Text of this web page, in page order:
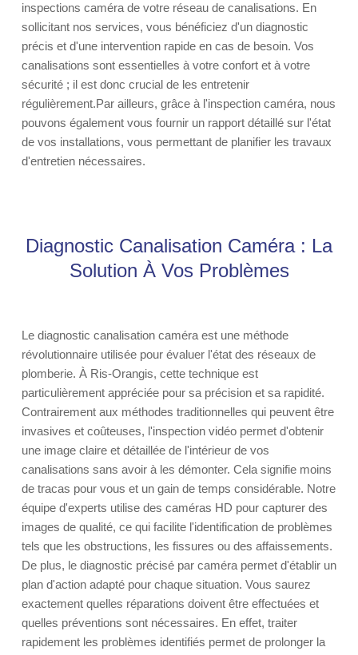
inspections caméra de votre réseau de canalisations. En
sollicitant nos services, vous bénéficiez d'un diagnostic
précis et d'une intervention rapide en cas de besoin. Vos
canalisations sont essentielles à votre confort et à votre
sécurité ; il est donc crucial de les entretenir
régulièrement.Par ailleurs, grâce à l'inspection caméra, nous
pouvons également vous fournir un rapport détaillé sur l'état
de vos installations, vous permettant de planifier les travaux
d'entretien nécessaires.
Diagnostic Canalisation Caméra : La
Solution À Vos Problèmes
Le diagnostic canalisation caméra est une méthode
révolutionnaire utilisée pour évaluer l'état des réseaux de
plomberie. À Ris-Orangis, cette technique est
particulièrement appréciée pour sa précision et sa rapidité.
Contrairement aux méthodes traditionnelles qui peuvent être
invasives et coûteuses, l'inspection vidéo permet d'obtenir
une image claire et détaillée de l'intérieur de vos
canalisations sans avoir à les démonter. Cela signifie moins
de tracas pour vous et un gain de temps considérable. Notre
équipe d'experts utilise des caméras HD pour capturer des
images de qualité, ce qui facilite l'identification de problèmes
tels que les obstructions, les fissures ou des affaissements.
De plus, le diagnostic précisé par caméra permet d'établir un
plan d'action adapté pour chaque situation. Vous saurez
exactement quelles réparations doivent être effectuées et
quelles préventions sont nécessaires. En effet, traiter
rapidement les problèmes identifiés permet de prolonger la